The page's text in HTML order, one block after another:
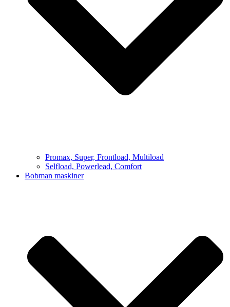
Promax, Super, Frontload, Multiload
Selfload, Powerlead, Comfort
Bobman maskiner